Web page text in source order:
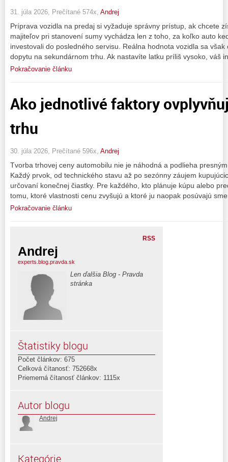
31. júla 2026, Prečítané 574x, Andrej
Príprava vozidla na predaj si vyžaduje správny prístup, ak chcete
majiteľov pri stanovení sumy vychádza len z toho, za koľko auto
investovali do posledného servisu. Reálna hodnota vozidla sa
dopytu na sekundárnom trhu. Ak nastavíte latku príliš vysoko, váš
Pokračovanie článku
Ako jednotlivé faktory
trhu
30. júla 2026, Prečítané 596x, Andrej
Tvorba trhovej ceny automobilu nie je náhodná a podlieha
Každý prvok, od technického stavu až po sezónny záujem
určovaní konečnej čiastky. Pre každého, kto plánuje kúpu alebo
tomu, ktoré vlastnosti cenu zvyšujú a ktoré ju naopak posúvajú
Pokračovanie článku
RSS
Andrej
experts.blog.pravda.sk
Len ďalšia Blog - Pravda
stránka
Štatistiky blogu
Počet článkov: 675
Celková čítanosť: 752668x
Priemerná čítanosť článkov: 1115x
Autor blogu
Andrej
Kategórie